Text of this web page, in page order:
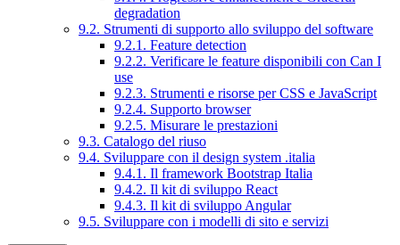
degradation
9.2. Strumenti di supporto allo sviluppo del software
9.2.1. Feature detection
9.2.2. Verificare le feature disponibili con Can I
use
9.2.3. Strumenti e risorse per CSS e JavaScript
9.2.4. Supporto browser
9.2.5. Misurare le prestazioni
9.3. Catalogo del riuso
9.4. Sviluppare con il design system .italia
9.4.1. Il framework Bootstrap Italia
9.4.2. Il kit di sviluppo React
9.4.3. Il kit di sviluppo Angular
9.5. Sviluppare con i modelli di sito e servizi